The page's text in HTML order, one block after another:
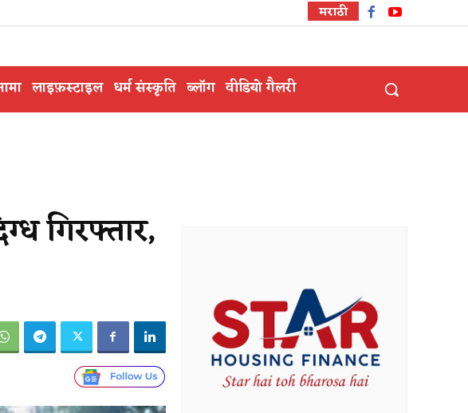
मराठी
लाइफ़स्टाइल धर्म संस्कृति ब्लॉग वीडियो गैलरी
गिरफ्तार,